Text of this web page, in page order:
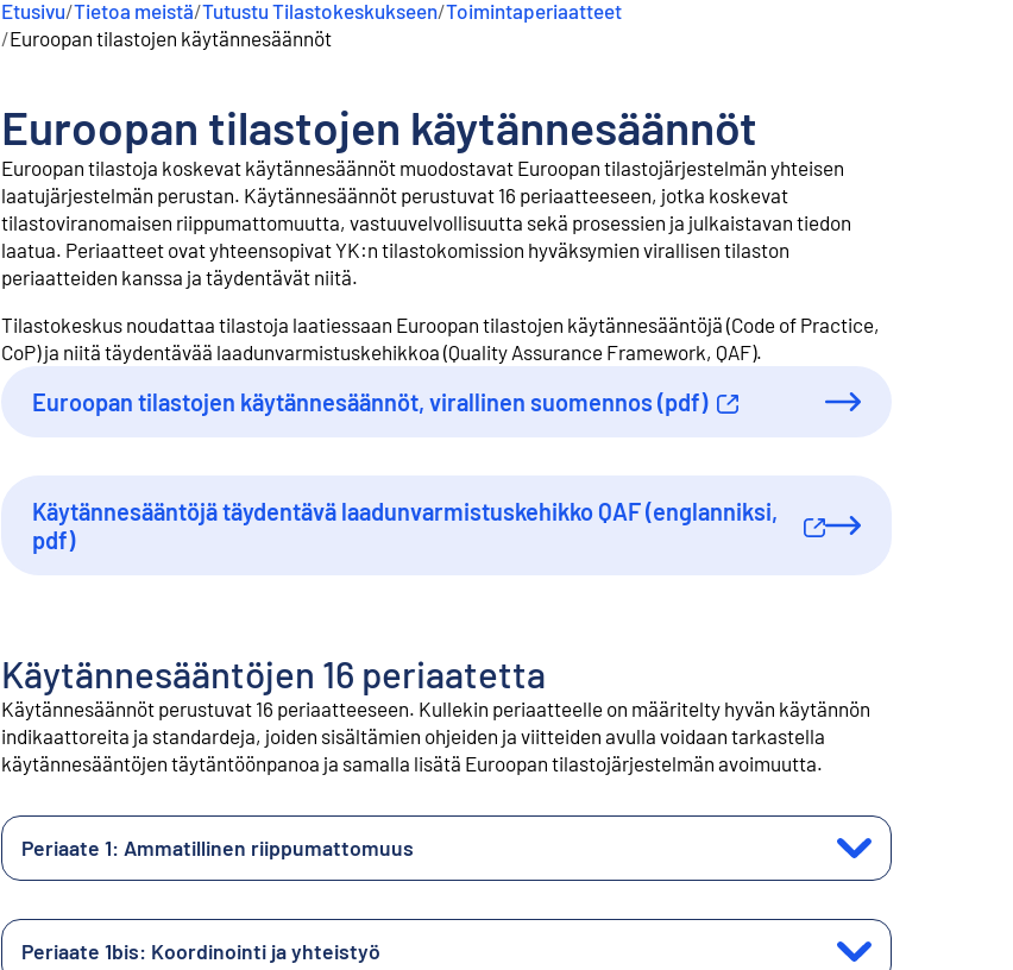
Etusivu/Tietoa meistä/Tutustu Tilastokeskukseen/Toimintaperiaatteet
/Euroopan tilastojen käytännesäännöt
Euroopan tilastojen käytännesäännöt
Euroopan tilastoja koskevat käytännesäännöt muodostavat Euroopan tilastojärjestelmän yhteisen
laatujärjestelmän perustan. Käytännesäännöt perustuvat 16 periaatteeseen, jotka koskevat
tilastoviranomaisen riippumattomuutta, vastuuvelvollisuutta sekä prosessien ja julkaistavan tiedon
laatua. Periaatteet ovat yhteensopivat YK:n tilastokomission hyväksymien virallisen tilaston
periaatteiden kanssa ja täydentävät niitä.
Tilastokeskus noudattaa tilastoja laatiessaan Euroopan tilastojen käytännesääntöjä (Code of Practice,
CoP) ja niitä täydentävää laadunvarmistuskehikkoa (Quality Assurance Framework, QAF).
Euroopan tilastojen käytännesäännöt, virallinen suomennos (pdf)
Ulkoinen linkki
Käytännesääntöjä täydentävä laadunvarmistuskehikko QAF (englanniksi,
pdf)
Ulkoinen linkki
Käytännesääntöjen 16 periaatetta
Käytännesäännöt perustuvat 16 periaatteeseen. Kullekin periaatteelle on määritelty hyvän käytännön
indikaattoreita ja standardeja, joiden sisältämien ohjeiden ja viitteiden avulla voidaan tarkastella
käytännesääntöjen täytäntöönpanoa ja samalla lisätä Euroopan tilastojärjestelmän avoimuutta.
Periaate 1: Ammatillinen riippumattomuus
Periaate 1bis: Koordinointi ja yhteistyö